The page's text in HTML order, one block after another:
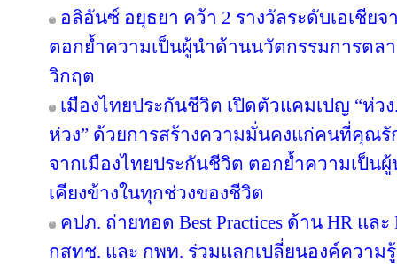
อลิอันซ์ อยุธยา คว้า 2 รางวัลระดับเอเชียจา
ตอกย้ำความเป็นผู้นำด้านนวัตกรรมการตล
วิกฤต
เมืองไทยประกันชีวิต เปิดตัวแคมเปญ “ห่ว
ห่วง” ด้วยการสร้างความมั่นคงแก่คนที่คุณรั
จากเมืองไทยประกันชีวิต ตอกย้ำความเป็น
เคียงข้างในทุกช่วงของชีวิต
คปภ. ถ่ายทอด Best Practices ด้าน HR แล
กสทช. และ กพท. ร่วมแลกเปลี่ยนองค์ความ